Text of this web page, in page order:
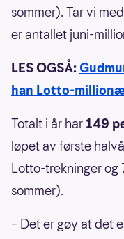
sommer). Tar vi
er antallet juni-
LES OGSÅ:
han Lotto-
Totalt i år har149
løpet av første
Lotto-trekninger og
sommer).
– Det er gøy at det